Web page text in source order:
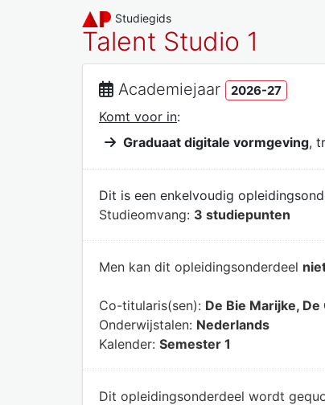
Studiegids
Talent Studio 1
Academiejaar 2026-27
Komt voor in:
Graduaat digitale vormgeving,
Dit is een enkelvoudig
Studieomvang: 3 studiepunten
Men kan dit opleidingsonderdeel
Co-titularis(sen): De Bie Marijke,
Onderwijstalen: Nederlands
Kalender: Semester 1
Dit opleidingsonderdeel wordt